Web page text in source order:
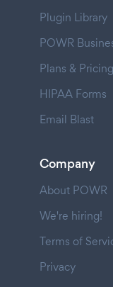
Plugin Library
POWR
Plans & Pricing
HIPAA Forms
Email Blast
Company
About POWR
We're hiring!
Terms of
Privacy